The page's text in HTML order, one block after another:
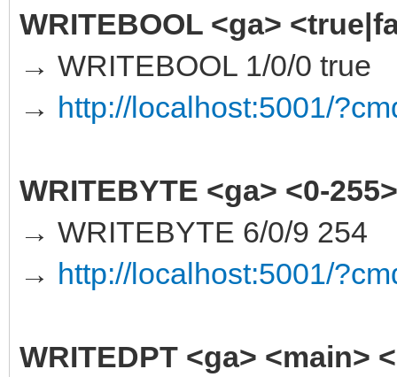
WRITEBOOL <ga>
→ WRITEBOOL 1/0/0 true
→ http://localhost:5001/
WRITEBYTE <ga> <0-255>
→ WRITEBYTE 6/0/9 254
→ http://localhost:5001/
WRITEDPT <ga> <main>